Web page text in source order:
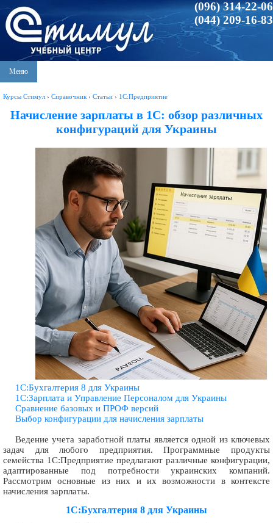
(096) 314-22-06
(044) 209-16-83
Меню
Курсы Стимул › Справочник › Статьи › 1С:Предприятие
Начисление зарплаты в 1С: обзор различных
конфигураций для Украины
1С:Бухгалтерия 8 для Украины
1С:Зарплата и Управление Персоналом для Украины
Сравнение базовых и ПРОФ версий
Выбор конфигурации для начисления зарплаты
Ведение учета заработной платы является одной из ключевых
задач для любого предприятия. Программные продукты
семейства 1С:Предприятие предлагают различные конфигурации,
адаптированные под потребности украинских компаний.
Рассмотрим основные из них и их возможности в контексте
начисления зарплаты.
1С:Бухгалтерия 8 для Украины